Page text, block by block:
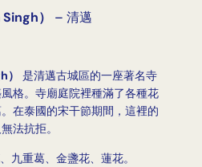
） – 清邁
是清邁古城區的一座著名寺
格。寺廟庭院裡種滿了各種花
在泰國的宋干節期間，這裡的
法抗拒。
九重葛、金盞花、蓮花。